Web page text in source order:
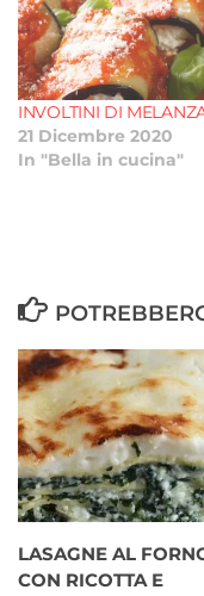
INVOLTINI DI
21 Dicembre 2020
In "Bella in cucina"
LASAGNE AL
CON RICOTTA E